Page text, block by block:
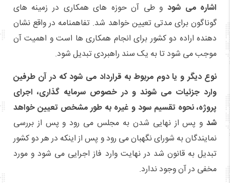
اشاره می شود و طی آن حوزه های همکاری در زمینه های
گوناگون برای مدتی تعیین خواهد شد. تفاهمنامه در واقع نشان
دهنده اراده دو کشور برای انجام همکاری ها است و اهمیت آن
موجب می شود تا به یک سند راهبردی تبدیل شود.
نوع دیگر و یا دوم مربوط به قرارداد می شود که در آن طرفین
وارد جزئیات می شوند و در خصوص سرمایه گذاری، اجرای
پروژه، نحوه تقسیم سود و غیره به طور مشخص تعیین خواهد
شدو پس از نهایی شدن به مجلس می رود و پس از بررسی
نمایندگان به شورای نگهبان می رود و پس از اینکه در هر دو کشور
تبدیل به قانون شد در نهایت وارد فاز اجرایی می شود و مورد
مخفی در آن وجود ندارد.